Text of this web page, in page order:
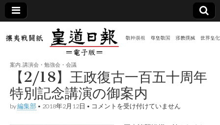
皇道
日報
（防
共新
敬神
尊皇
｜昭
和八
年創
刊
皇道
実
案内 講演会・勉強会・会議
【2/18】王政復古一百五十周年
特別記念講演の御案内
by編集部 • 2018年2月12日 • 【2/18】
コメントを受け付けていません